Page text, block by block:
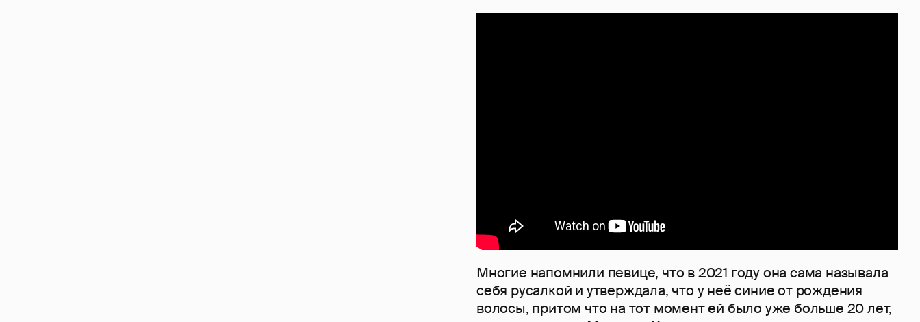
Многие напомнили певице, что в 2021 году она сама называла
себя русалкой и утверждала, что у неё синие от рождения
волосы, притом что на тот момент ей было уже больше 20 лет,